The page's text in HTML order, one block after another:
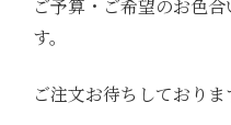
ご予算・ご希望のお色
す。
ご注文お待ちしておりま